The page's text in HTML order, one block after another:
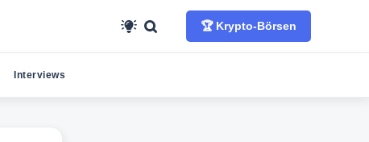
🏆 Krypto-Börsen
Interviews